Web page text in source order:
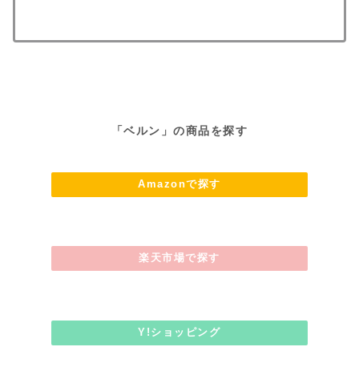
「ベルン」の商品を探す
Amazonで探す
楽天市場で探す
Y!ショッピング